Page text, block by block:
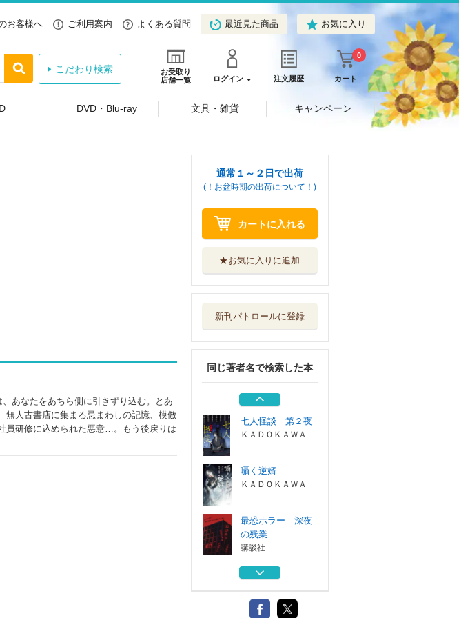
お客様へ ご利用案内 よくある質問 最近見た商品 お気に入り
お受取り
店舗一覧
ログイン 注文履歴 カート
0
こだわり検索
DVD・Blu-ray 文具・雑貨 キャンペーン
あなたをあちら側に引きずり込む。とあ
無人古書店に集まる忌まわしの記憶、模倣
員研修に込められた悪意…。もう後戻りは
通常１～２日で出荷
(！お盆時期の出荷について！)
カートに入れる
★お気に入りに追加
新刊パトロールに登録
同じ著者名で検索した本
最恐ホラー 深夜
の残業
七人怪談
首無の如き祟るも
の １
マッグガーデン
七人怪談 第２夜
ＫＡＤＯＫＡＷＡ
囁く逆婿
ＫＡＤＯＫＡＷＡ
最恐ホラー 深夜
の残業
講談社
七人怪談